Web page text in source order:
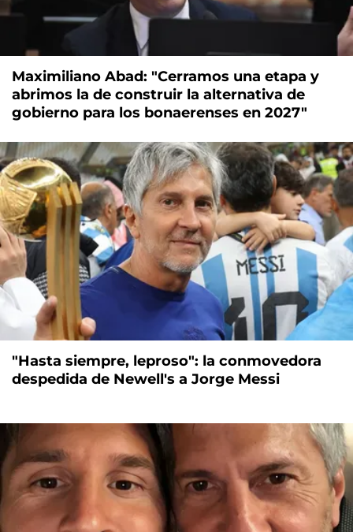
Maximiliano Abad: "Cerramos una etapa y
abrimos la de construir la alternativa de
gobierno para los bonaerenses en 2027"
"Hasta siempre, leproso": la conmovedora
despedida de Newell's a Jorge Messi